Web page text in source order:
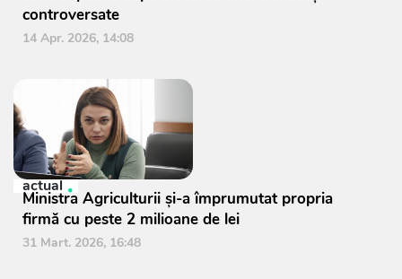
controversate
14 Apr. 2026, 14:08
actual
Ministra Agriculturii și-a împrumutat propria
firmă cu peste 2 milioane de lei
31 Mart. 2026, 16:48